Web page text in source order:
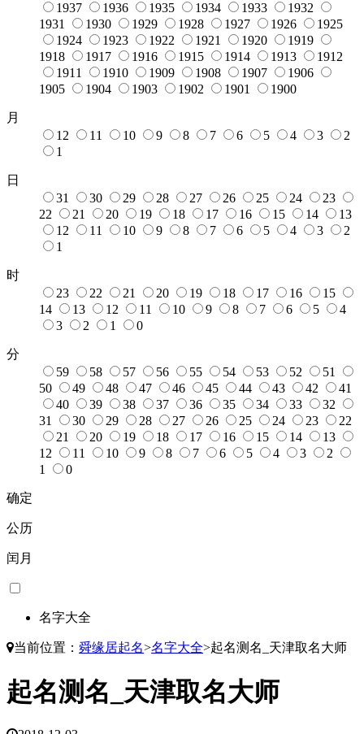
1937
1936 1935 1934 1933
1932
1931
1930 1929 1928 1927 1926
1925
1924
1923 1922 1921 1920
1919
1918
1917 1916 1915 1914 1913
1912
1911
1910 1909 1908 1907
1906
1905
1904 1903 1902 1901 1900
月
12
11 10 9 8 7 6 5 4 3
2
1
日
31
30 29 28 27 26 25 24
23
22
21 20 19 18 17 16 15 14
13
12
11 10 9 8 7 6 5 4 3
2
1
时
23
22 21 20 19 18 17 16
15
14
13 12 11 10 9 8 7 6 5
4
3
2 1 0
分
59
58 57 56 55 54 53 52
51
50
49 48 47 46 45 44 43 42
41
40
39 38 37 36 35 34 33
32
31
30 29 28 27 26 25 24 23
22
21
20 19 18 17 16 15 14
13
12
11 10 9 8 7 6 5 4 3
2
1
0
确定
公历
闰月
名字大全
当前位置： 舜缘居起名>名字大全>起名测名_天津取名大师
起名测名_天津取名大师